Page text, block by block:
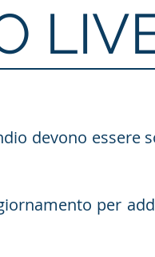
devono essere
per